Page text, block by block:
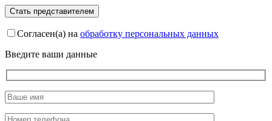
Согласен(а) на обработку персональных данных
Введите ваши данные